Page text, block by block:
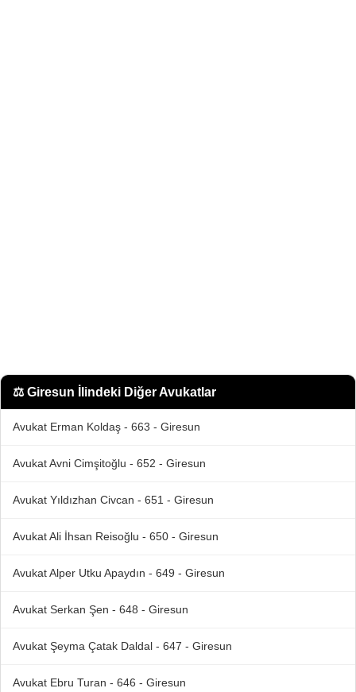
⚖️ Giresun İlindeki Diğer Avukatlar
Avukat Erman Koldaş - 663 - Giresun
Avukat Avni Cimşitoğlu - 652 - Giresun
Avukat Yıldızhan Civcan - 651 - Giresun
Avukat Ali İhsan Reisoğlu - 650 - Giresun
Avukat Alper Utku Apaydın - 649 - Giresun
Avukat Serkan Şen - 648 - Giresun
Avukat Şeyma Çatak Daldal - 647 - Giresun
Avukat Ebru Turan - 646 - Giresun